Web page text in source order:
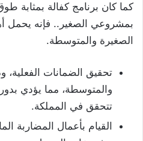
كما كان برنامج كفالة بمثابة
بمشروعي الصغير.. فإنه يحمل
الصغيرة والمتوسطة.
تحقيق الضمانات
والمتوسطة، مما يؤدي
تتحقق في المملكة.
القيام بأعمال المضاربة